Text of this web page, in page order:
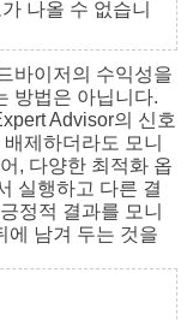
나올 수 없습니
바이저의 수익성을
방법은 아닙니다.
Advisor의 신호
제하더라도 모니
, 다양한 최적화 옵
실행하고 다른 결
정적 결과를 모니
에 남겨 두는 것을